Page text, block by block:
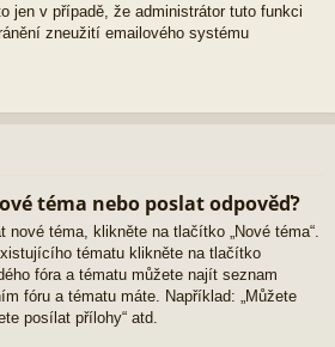
jen v případě, že administrátor tuto funkci
zneužití emailového systému
téma nebo poslat odpověď?
nové téma, klikněte na tlačítko „Nové téma“.
tématu klikněte na tlačítko
fóra a tématu můžete najít seznam
fóru a tématu máte. Například: „Můžete
posílat přílohy“ atd.